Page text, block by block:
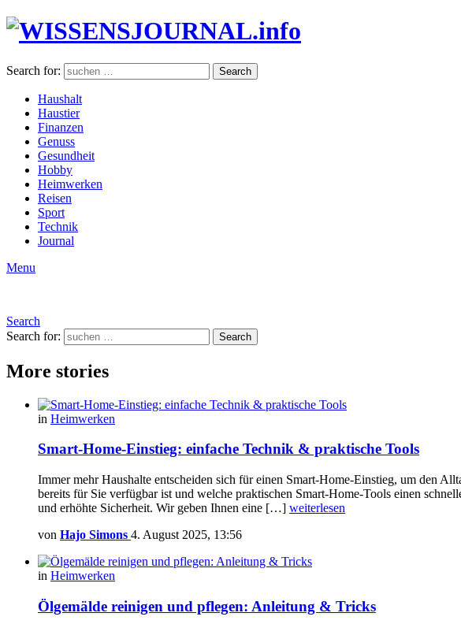
Search for: Search
Haushalt
Haustier
Finanzen
Genuss
Gesundheit
Hobby
Heimwerken
Reisen
Sport
Technik
Journal
Menu
Search
Search for:
Search
More stories
in Heimwerken
Smart-Home-Einstieg: einfache Technik & praktische Tools
Immer mehr Haushalte entscheiden sich für einen Smart-Home-Einstieg, um den
bereits für Sie verfügbar ist und welche praktischen Smart-Home-Tools einen
und erhöhte Sicherheit. Wir geben Ihnen eine […] weiterlesen
von Hajo Simons 4. August 2025, 13:56
in Heimwerken
Ölgemälde reinigen und pflegen: Anleitung & Tricks